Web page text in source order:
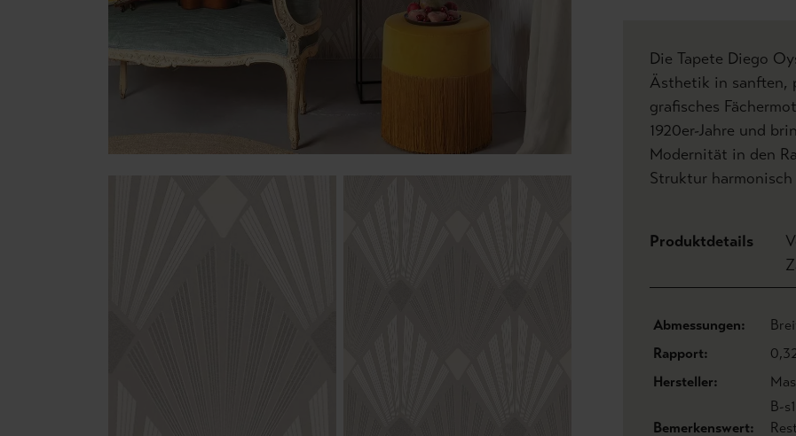
Die Tapete Diego
Ästhetik in sanften,
grafisches
1920er-Jahre und
Modernität in den
Struktur
Produktdetails
Abmessungen:
Rapport:
Hersteller:
Bemerkenswert:
B-